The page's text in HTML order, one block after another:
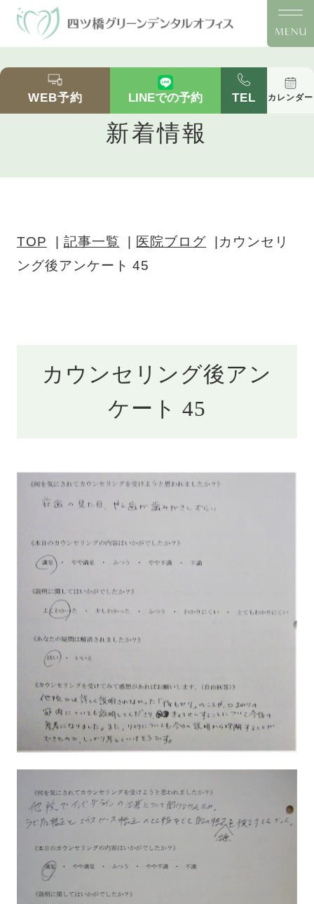
カウンセリング後アンケート 45｜四ツ橋の歯医
者「四ツ橋グリーンデンタルオフィス」｜四ツ橋
駅徒歩2分の医院ブログ
新着情報
TOP 記事一覧 医院ブログ
カウンセリ
ング後アンケート 45
カウンセリング後アン
ケート 45
WEB予約 LINEでの予約 TEL カレンダー